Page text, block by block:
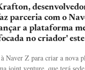
parceria com o
a plataforma
no criador'
Naver Z para criar a nova